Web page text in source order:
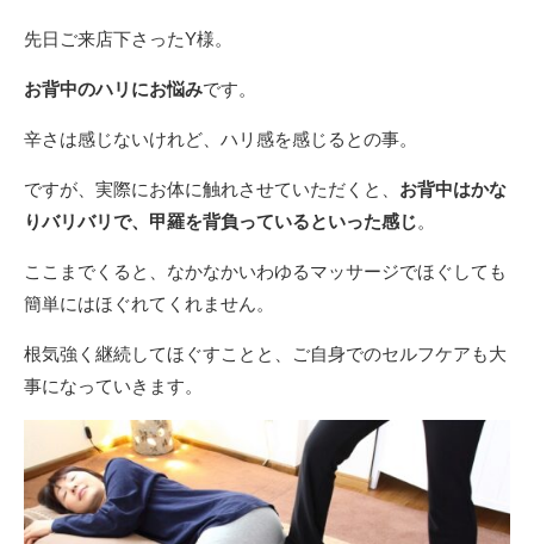
先日ご来店下さったY様。
お背中のハリにお悩みです。
辛さは感じないけれど、ハリ感を感じるとの事。
ですが、実際にお体に触れさせていただくと、 お背中はかな
りバリバリで、甲羅を背負っているといった感じ。
ここまでくると、なかなかいわゆるマッサージでほぐしても
簡単にはほぐれてくれません。
根気強く継続してほぐすことと、ご自身でのセルフケアも大
事になっていきます。